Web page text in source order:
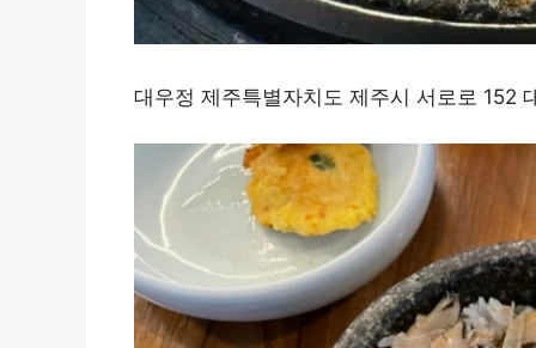
대우정 제주특별자치도 제주시 서로로 152